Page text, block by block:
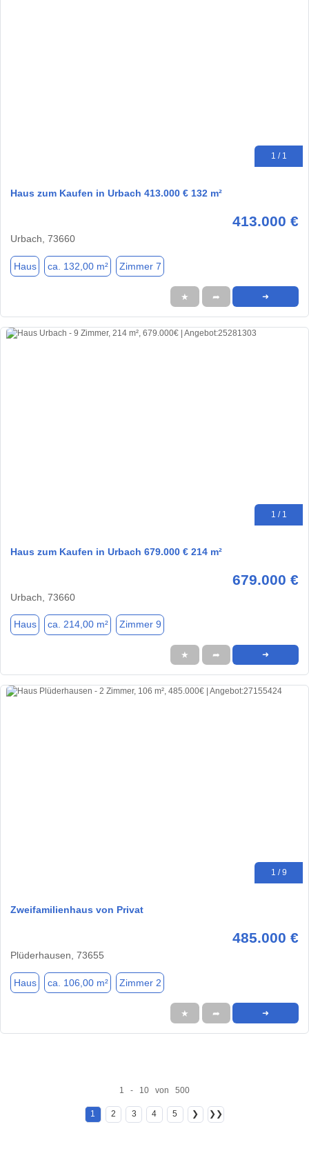
1 / 1
Haus zum Kaufen in Urbach 413.000 € 132 m²
413.000 €
Urbach, 73660
Haus ca. 132,00 m² Zimmer 7
★ ➦ ➜
1 / 1
Haus zum Kaufen in Urbach 679.000 € 214 m²
679.000 €
Urbach, 73660
Haus ca. 214,00 m² Zimmer 9
★ ➦ ➜
1 / 9
Zweifamilienhaus von Privat
485.000 €
Plüderhausen, 73655
Haus ca. 106,00 m² Zimmer 2
★ ➦ ➜
1 - 10 von 500
1 2 3 4 5 ❯ ❯❯